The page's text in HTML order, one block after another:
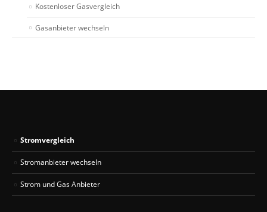
Kostenloser Gasvergleich
Gasanbieter wechseln
Stromvergleich
Stromanbieter wechseln
Strom und Gas Anbieter